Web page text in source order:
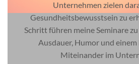
Unternehmen zielen
Gesundheitsbewusstsein zu
Schritt führen meine Seminare
Ausdauer, Humor und
Miteinander im